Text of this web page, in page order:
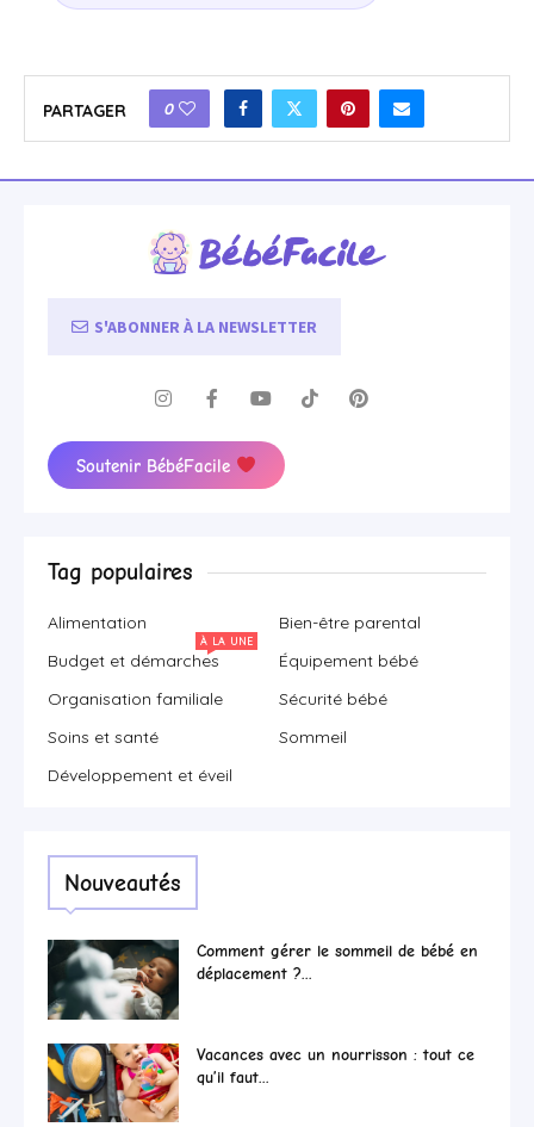
PARTAGER 0
S'ABONNER À LA NEWSLETTER
Soutenir BébéFacile
Tag populaires
Alimentation
Bien-être parental
Budget et démarches
À LA UNE
Équipement bébé
Organisation familiale
Sécurité bébé
Soins et santé
Sommeil
Développement et éveil
Nouveautés
Comment gérer le sommeil de bébé en
déplacement ?...
Vacances avec un nourrisson : tout ce
qu’il faut...